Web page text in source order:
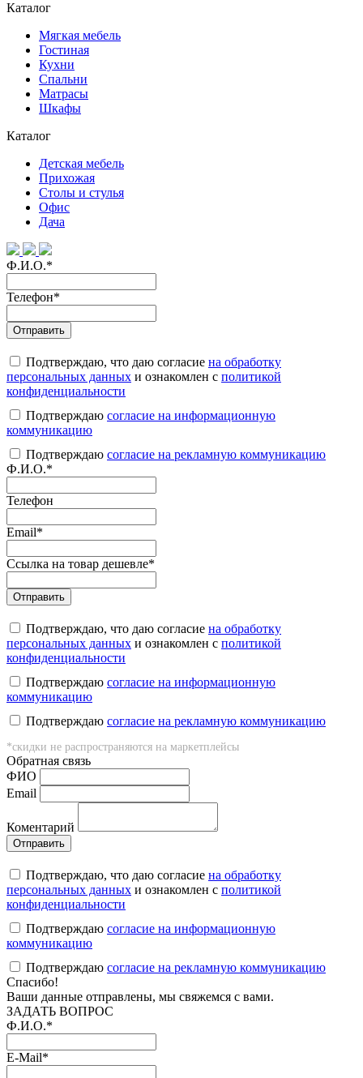
Каталог
Мягкая мебель
Гостиная
Кухни
Спальни
Матрасы
Шкафы
Каталог
Детская мебель
Прихожая
Столы и стулья
Офис
Дача
Ф.И.О.*
Телефон*
Подтверждаю, что даю согласие на обработку
персональных данных и ознакомлен с политикой
конфиденциальности
Подтверждаю согласие на информационную
коммуникацию
Подтверждаю согласие на рекламную коммуникацию
Ф.И.О.*
Телефон
Email*
Ссылка на товар дешевле*
Подтверждаю, что даю согласие на обработку
персональных данных и ознакомлен с политикой
конфиденциальности
Подтверждаю согласие на информационную
коммуникацию
Подтверждаю согласие на рекламную коммуникацию
*скидки не распространяются на маркетплейсы
Обратная связь
ФИO
Email
Коментарий
Подтверждаю, что даю согласие на обработку
персональных данных и ознакомлен с политикой
конфиденциальности
Подтверждаю согласие на информационную
коммуникацию
Подтверждаю согласие на рекламную коммуникацию
Cпасибо!
Ваши данные отправлены, мы свяжемся с вами.
ЗАДАТЬ ВОПРОС
Ф.И.О.*
E-Mail*